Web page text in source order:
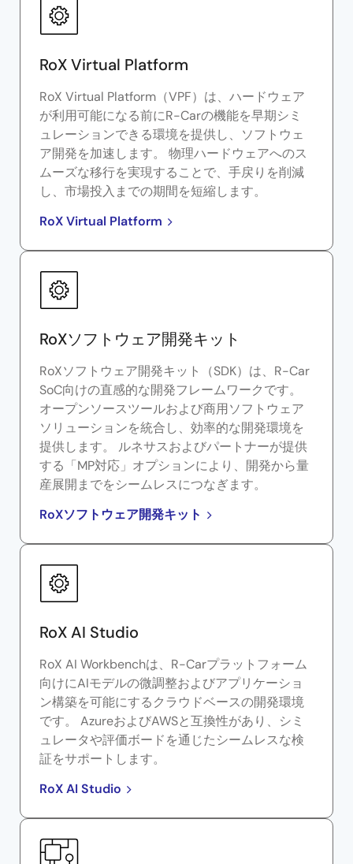
RoX Virtual Platform
RoX Virtual Platform（VPF）は、ハードウェア
が利用可能になる前にR-Carの機能を早期シミ
ュレーションできる環境を提供し、ソフトウェ
ア開発を加速します。 物理ハードウェアへのス
ムーズな移行を実現することで、手戻りを削減
し、市場投入までの期間を短縮します。
RoX Virtual Platform
RoXソフトウェア開発キット
RoXソフトウェア開発キット（SDK）は、R-Car
SoC向けの直感的な開発フレームワークです。
オープンソースツールおよび商用ソフトウェア
ソリューションを統合し、効率的な開発環境を
提供します。 ルネサスおよびパートナーが提供
する「MP対応」オプションにより、開発から量
産展開までをシームレスにつなぎます。
RoXソフトウェア開発キット
RoX AI Studio
RoX AI Workbenchは、R-Carプラットフォーム
向けにAIモデルの微調整およびアプリケーショ
ン構築を可能にするクラウドベースの開発環境
です。 AzureおよびAWSと互換性があり、シミ
ュレータや評価ボードを通じたシームレスな検
証をサポートします。
RoX AI Studio